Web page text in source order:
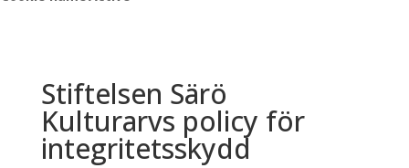
Stiftelsen Särö
Kulturarvs policy för
integritetsskydd